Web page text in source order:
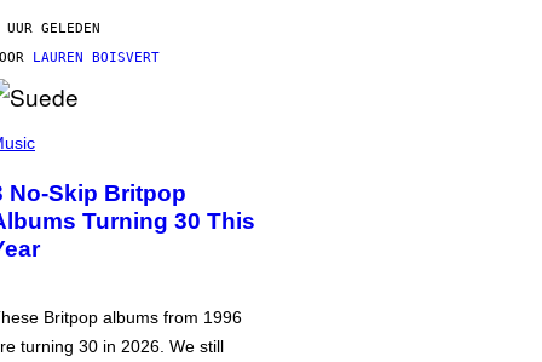
GELEDEN
LAUREN BOISVERT
No-Skip Britpop
Turning 30 This
Britpop albums from 1996
turning 30 in 2026. We still